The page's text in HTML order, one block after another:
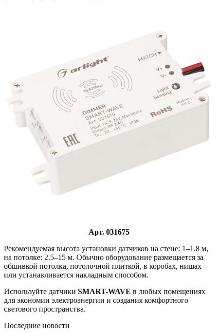
Арт. 031675
Рекомендуемая высота установки датчиков на стене: 1–1.8 м,
на потолке: 2.5–15 м. Обычно оборудование размещается за
обшивкой потолка, потолочной плиткой, в коробах, нишах
или устанавливается накладным способом.
Используйте датчики SMART-WAVE в любых помещениях
для экономии электроэнергии и создания комфортного
светового пространства.
Последние новости